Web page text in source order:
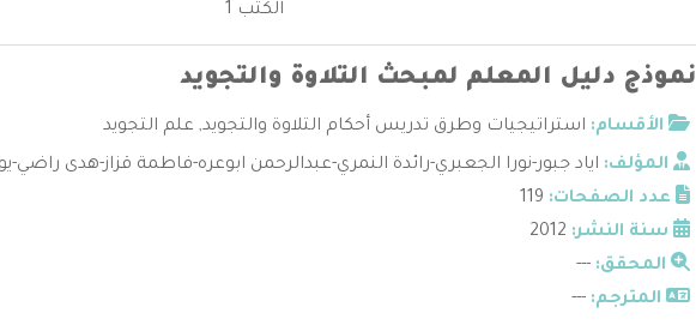
الكتب 1
نموذج دليل المعلم لمبحث التلاوة والتجويد
الأقسام: استراتيجيات وطرق تدريس أحكام التلاوة والتجويد, علم التجويد
المؤلف: اياد جبور-نورا الجعبري-رائدة النمري-عبدالرحمن ابوعره-فاطمة قزاز-هدى
عدد الصفحات:
سنة النشر:
المحقق: ---
المترجم: ---